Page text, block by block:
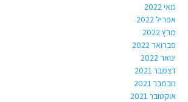
מאי 2022
אפריל 2022
מרץ 2022
פברואר 2022
ינואר 2022
דצמבר 2021
נובמבר 2021
אוקטובר 2021